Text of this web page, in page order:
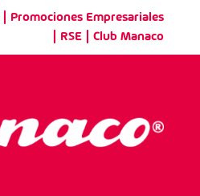
Promociones Empresariales
RSE |Club Manaco